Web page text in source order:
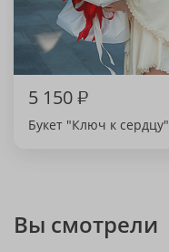
5 150₽
Букет "Ключ к сердцу"
Вы смотрели